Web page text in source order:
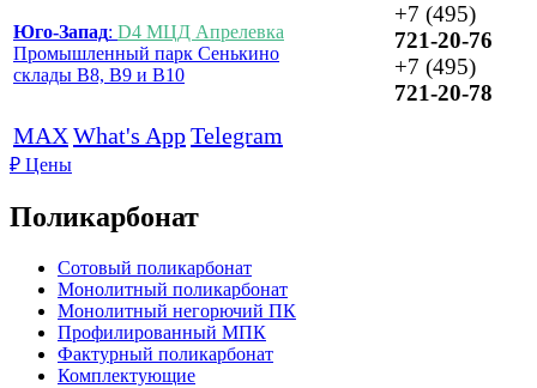
Юго-Запад: D4 МЦД Апрелевка
Промышленный парк Сенькино
склады B8, B9 и B10
+7 (495)
721-20-76
+7 (495)
721-20-78
MAXWhat's AppTelegram
₽ Цены
Поликарбонат
Сотовый поликарбонат
Монолитный поликарбонат
Монолитный негорючий ПК
Профилированный МПК
Фактурный поликарбонат
Комплектующие